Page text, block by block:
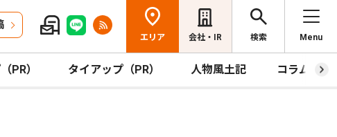
エリア 会社・IR 検索 Menu
PR） タイアップ（PR） 人物風土記 コラム